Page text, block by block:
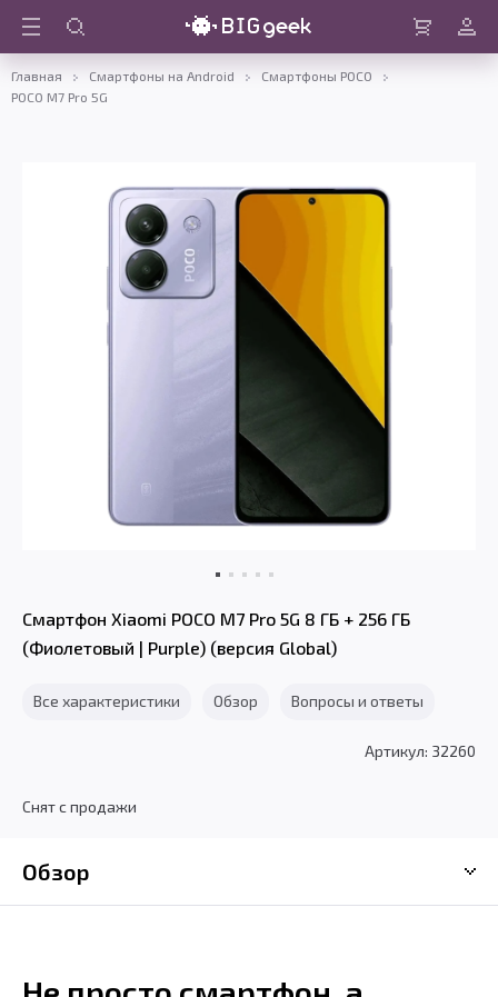
Войти
Главная Смартфоны на Android
Смартфоны POCO
POCO M7 Pro 5G
Смартфон Xiaomi POCO M7 Pro 5G 8 ГБ + 256 ГБ
(Фиолетовый | Purple) (версия Global)
Все характеристики Обзор Вопросы и ответы
Артикул: 32260
Снят с продажи
Обзор